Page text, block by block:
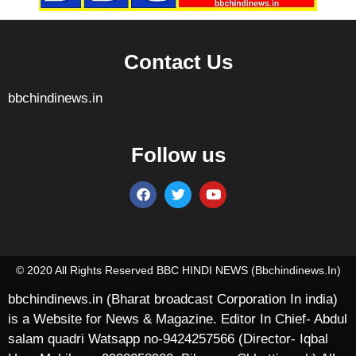
Contact Us
bbchindinews.in
Follow us
© 2020 All Rights Reserved BBC HINDI NEWS (bbchindinews.in)
bbchindinews.in (Bharat broadcast Corporation In india)
is a Website for News & Magazine. Editor In Chief- Abdul
salam quadri Watsapp no-9424257566 (Director- Iqbal